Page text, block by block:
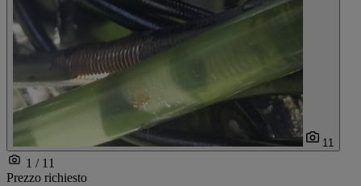
11
1 / 11
Prezzo richiesto